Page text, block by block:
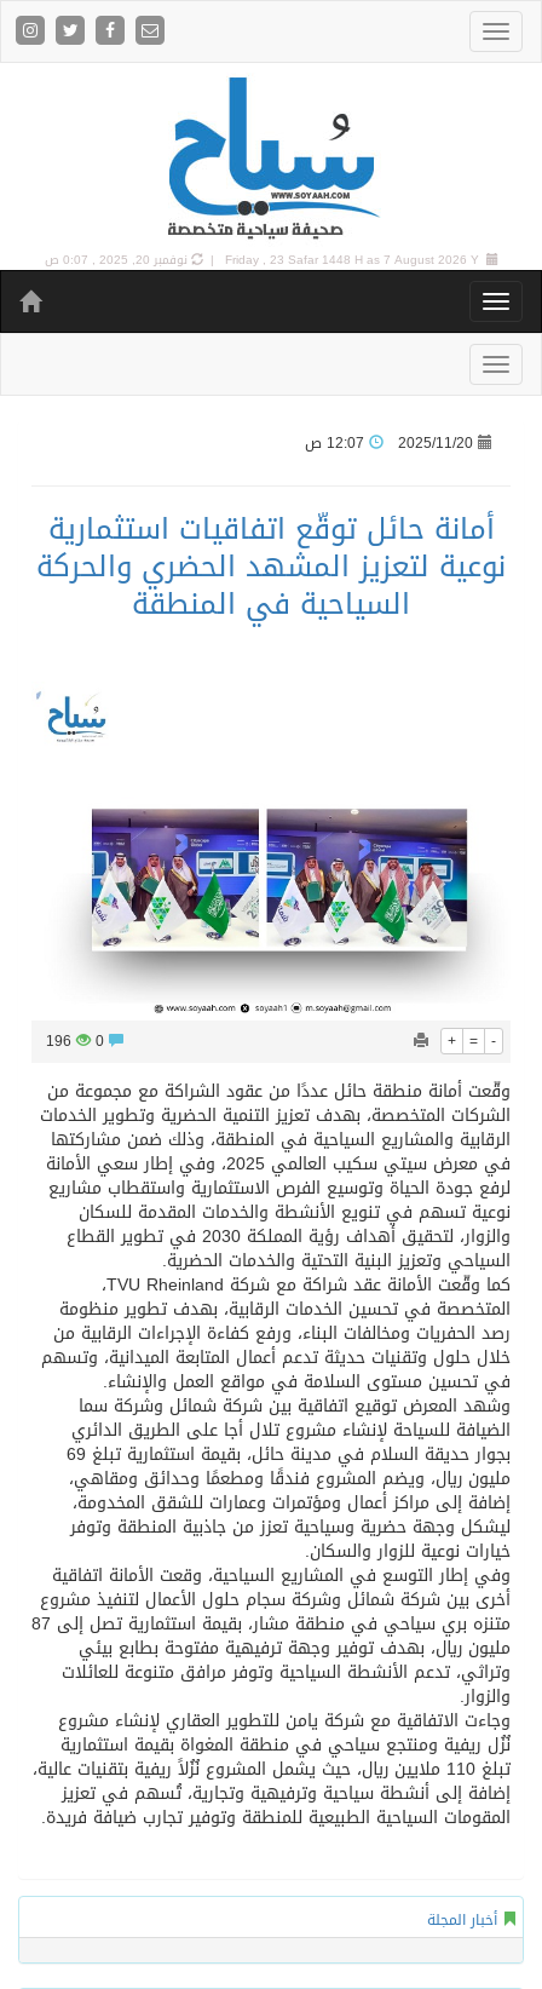
Friday , 23 Safar 1448 H as7 August 2026 Y | نوفمبر 20, 2025 , 0:07 ص
2025/11/20
أمانة حائل توقّع اتفاقيات استثمارية
نوعية لتعزيز المشهد الحضري والحركة
السياحية في المنطقة
+ = -
196
وقّعت أمانة منطقة حائل عددًا من عقود الشراكة مع مجموعة من
الشركات المتخصصة، بهدف تعزيز التنمية الحضرية وتطوير الخدمات
الرقابية والمشاريع السياحية في المنطقة، وذلك ضمن مشاركتها
في معرض سيتي سكيب العالمي 2025، وفي إطار سعي الأمانة
لرفع جودة الحياة وتوسيع الفرص الاستثمارية واستقطاب مشاريع
نوعية تسهم في تنويع الأنشطة والخدمات المقدمة للسكان
والزوار، لتحقيق أهداف رؤية المملكة 2030 في تطوير القطاع
السياحي وتعزيز البنية التحتية والخدمات الحضرية.
كما وقّعت الأمانة عقد شراكة مع شركة TVU Rheinland،
المتخصصة في تحسين الخدمات الرقابية، بهدف تطوير منظومة
رصد الحفريات ومخالفات البناء، ورفع كفاءة الإجراءات الرقابية من
خلال حلول وتقنيات حديثة تدعم أعمال المتابعة الميدانية، وتسهم
في تحسين مستوى السلامة في مواقع العمل والإنشاء.
وشهد المعرض توقيع اتفاقية بين شركة شمائل وشركة سما
الضيافة للسياحة لإنشاء مشروع تلال أجا على الطريق الدائري
بجوار حديقة السلام في مدينة حائل، بقيمة استثمارية تبلغ 69
مليون ريال، ويضم المشروع فندقًا ومطعمًا وحدائق ومقاهي،
إضافة إلى مراكز أعمال ومؤتمرات وعمارات للشقق المخدومة،
ليشكل وجهة حضرية وسياحية تعزز من جاذبية المنطقة وتوفر
خيارات نوعية للزوار والسكان.
وفي إطار التوسع في المشاريع السياحية، وقعت الأمانة اتفاقية
أخرى بين شركة شمائل وشركة سجام حلول الأعمال لتنفيذ مشروع
متنزه بري سياحي في منطقة مشار، بقيمة استثمارية تصل إلى 87
مليون ريال، بهدف توفير وجهة ترفيهية مفتوحة بطابع بيئي
وتراثي، تدعم الأنشطة السياحية وتوفر مرافق متنوعة للعائلات
والزوار.
وجاءت الاتفاقية مع شركة يامن للتطوير العقاري لإنشاء مشروع
نُزُل ريفية ومنتجع سياحي في منطقة المغواة بقيمة استثمارية
تبلغ 110 ملايين ريال، حيث يشمل المشروع نُزُلاً ريفية بتقنيات عالية،
إضافة إلى أنشطة سياحية وترفيهية وتجارية، تُسهم في تعزيز
المقومات السياحية الطبيعية للمنطقة وتوفير تجارب ضيافة فريدة.
أخبار المجلة